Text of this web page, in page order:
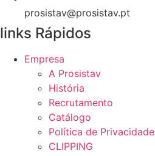
prosistav@prosistav.pt
links Rápidos
Empresa
A Prosistav
História
Recrutamento
Catálogo
Política de Privacidade
CLIPPING